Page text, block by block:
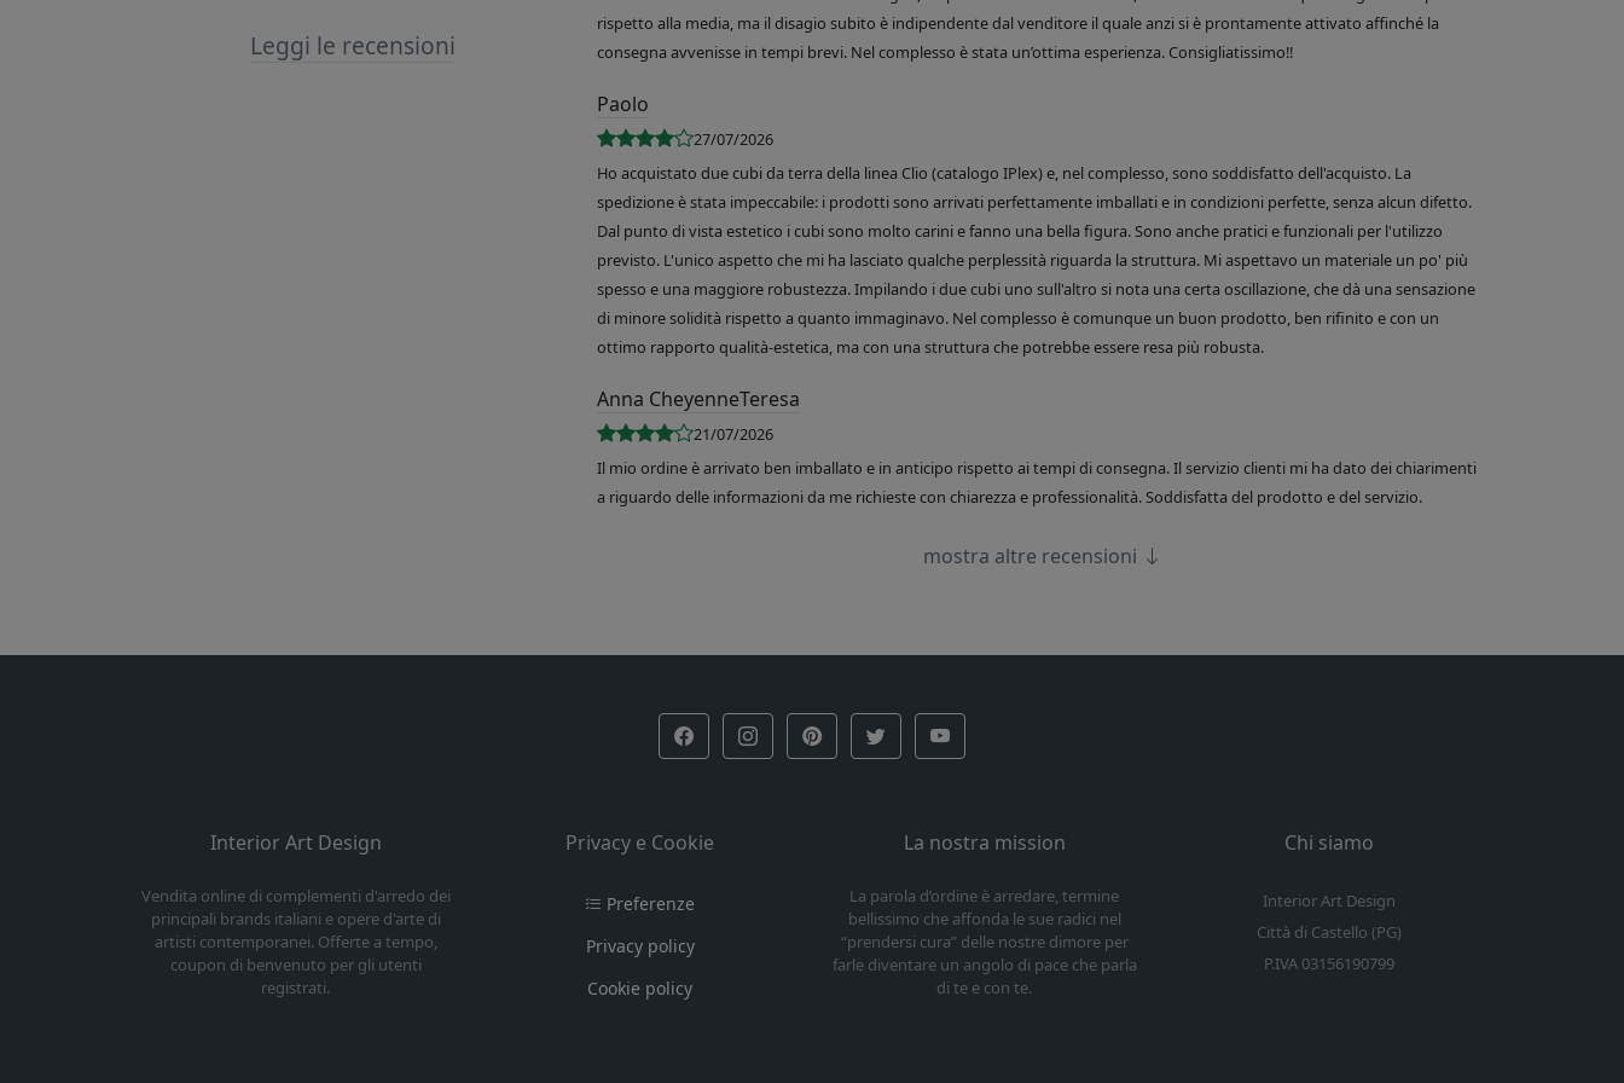
Leggi le recensioni
rispetto alla media, ma il disagio subito è indipendente dal venditore il quale anzi si è prontamente attivato affinché la
consegna avvenisse in tempi brevi. Nel complesso è stata un’ottima esperienza. Consigliatissimo!!
Paolo
27/07/2026
Ho acquistato due cubi da terra della linea Clio (catalogo IPlex) e, nel complesso, sono soddisfatto dell'acquisto. La
spedizione è stata impeccabile: i prodotti sono arrivati perfettamente imballati e in condizioni perfette, senza alcun difetto.
Dal punto di vista estetico i cubi sono molto carini e fanno una bella figura. Sono anche pratici e funzionali per l'utilizzo
previsto. L'unico aspetto che mi ha lasciato qualche perplessità riguarda la struttura. Mi aspettavo un materiale un po' più
spesso e una maggiore robustezza. Impilando i due cubi uno sull'altro si nota una certa oscillazione, che dà una sensazione
di minore solidità rispetto a quanto immaginavo. Nel complesso è comunque un buon prodotto, ben rifinito e con un
ottimo rapporto qualità-estetica, ma con una struttura che potrebbe essere resa più robusta.
Anna CheyenneTeresa
21/07/2026
Il mio ordine è arrivato ben imballato e in anticipo rispetto ai tempi di consegna. Il servizio clienti mi ha dato dei chiarimenti
a riguardo delle informazioni da me richieste con chiarezza e professionalità. Soddisfatta del prodotto e del servizio.
mostra altre recensioni
Interior Art Design
Vendita online di complementi d'arredo dei
principali brands italiani e opere d'arte di
artisti contemporanei. Offerte a tempo,
coupon di benvenuto per gli utenti
registrati.
Privacy e Cookie
Preferenze
Privacy policy
Cookie policy
La nostra mission
La parola d’ordine è arredare, termine
bellissimo che affonda le sue radici nel
“prendersi cura” delle nostre dimore per
farle diventare un angolo di pace che parla
di te e con te.
Chi siamo
Interior Art Design
Città di Castello (PG)
P.IVA 03156190799